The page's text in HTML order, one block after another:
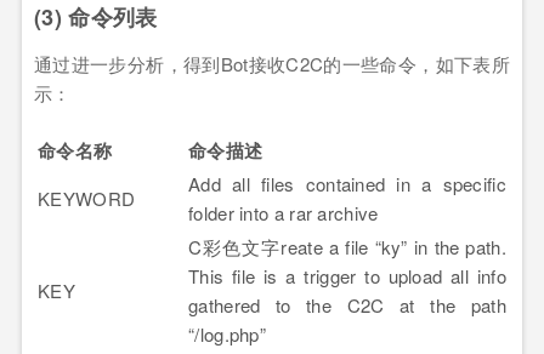
(3) 命令列表
通过进一步分析，得到Bot接收C2C的一些命令，如下表所
示：
命令名称 命令描述
KEYWORD
Add all files contained in a specific
folder into a rar archive
KEY
C彩色文字reate a file “ky” in the path.
This file is a trigger to upload all info
gathered to the C2C at the path
“/log.php”